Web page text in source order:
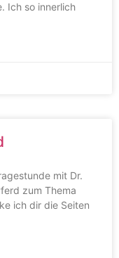
Ich so innerlich
mit Dr.
zum Thema
ich dir die Seiten